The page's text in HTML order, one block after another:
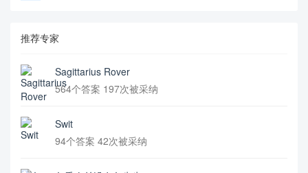
推荐专家
Sagittarius Rover
564个答案 197次被采纳
Swit
94个答案 42次被采纳